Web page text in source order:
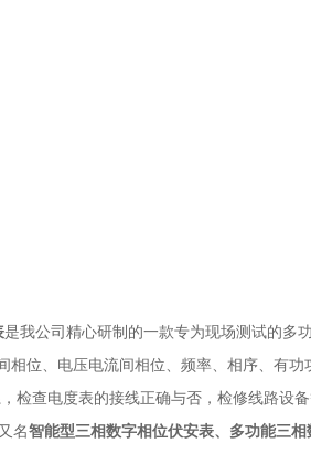
是我公司精心研制的一款专为现场测试的多
相位、电压电流间相位、频率、相序、有
检查电度表的接线正确与否，检修线路设
又名智能型三相数字相位伏安表、 多功能三